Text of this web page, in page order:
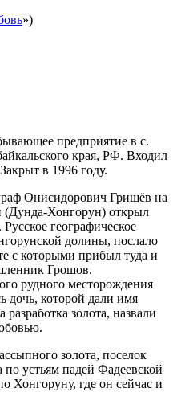
»)
предприятие в с.
края, РФ. Входил
в 1996 году.
Онисидорович Грищёв на
(Дунда-Хонгорун) открыл
географическое
долины, послало
с которыми прибыл туда и
Грошов.
рудного месторождения
дочь, которой дали имя
золота, назвали
золота, поселок
устьям падей Фадеевской
Хонгоруну, где он сейчас и